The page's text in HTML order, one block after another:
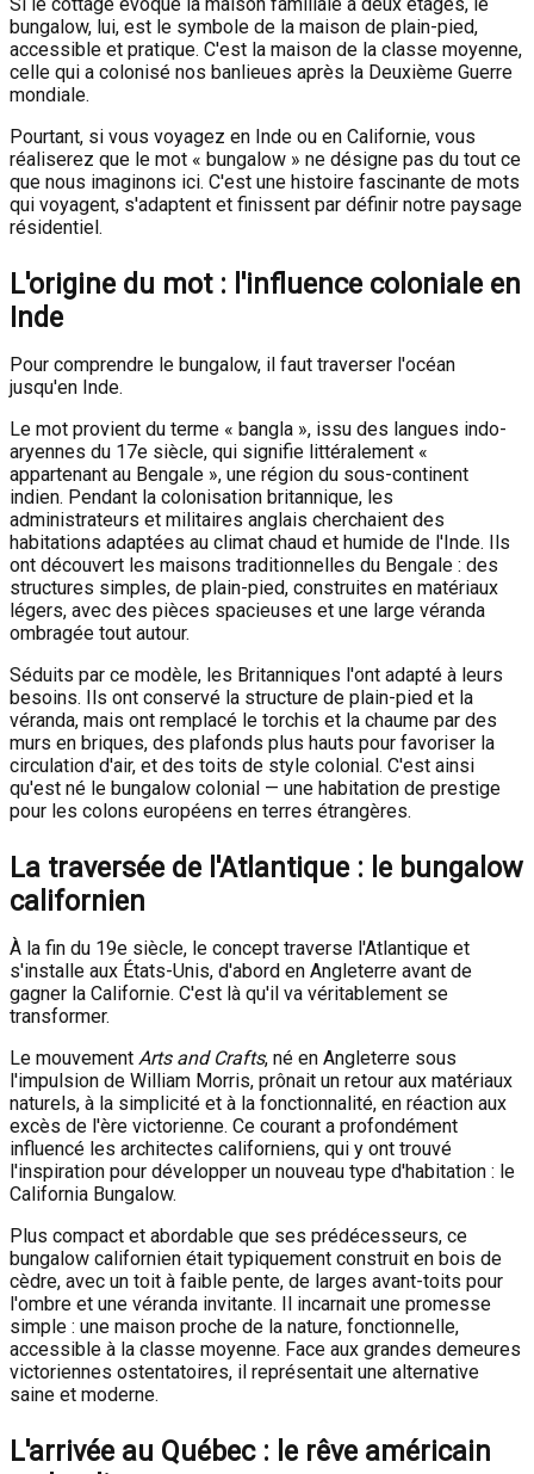
bungalow, lui, est le symbole de la maison de plain-pied,
accessible et pratique. C'est la maison de la classe moyenne,
celle qui a colonisé nos banlieues après la Deuxième Guerre
mondiale.
Pourtant, si vous voyagez en Inde ou en Californie, vous
réaliserez que le mot « bungalow » ne désigne pas du tout ce
que nous imaginons ici. C'est une histoire fascinante de mots
qui voyagent, s'adaptent et finissent par définir notre paysage
résidentiel.
L'origine du mot : l'influence coloniale en
Inde
Pour comprendre le bungalow, il faut traverser l'océan
jusqu'en Inde.
Le mot provient du terme « bangla », issu des langues indo-
aryennes du 17e siècle, qui signifie littéralement «
appartenant au Bengale », une région du sous-continent
indien. Pendant la colonisation britannique, les
administrateurs et militaires anglais cherchaient des
habitations adaptées au climat chaud et humide de l'Inde. Ils
ont découvert les maisons traditionnelles du Bengale : des
structures simples, de plain-pied, construites en matériaux
légers, avec des pièces spacieuses et une large véranda
ombragée tout autour.
Séduits par ce modèle, les Britanniques l'ont adapté à leurs
besoins. Ils ont conservé la structure de plain-pied et la
véranda, mais ont remplacé le torchis et la chaume par des
murs en briques, des plafonds plus hauts pour favoriser la
circulation d'air, et des toits de style colonial. C'est ainsi
qu'est né le bungalow colonial — une habitation de prestige
pour les colons européens en terres étrangères.
La traversée de l'Atlantique : le bungalow
californien
À la fin du 19e siècle, le concept traverse l'Atlantique et
s'installe aux États-Unis, d'abord en Angleterre avant de
gagner la Californie. C'est là qu'il va véritablement se
transformer.
Le mouvement Arts and Crafts, né en Angleterre sous
l'impulsion de William Morris, prônait un retour aux matériaux
naturels, à la simplicité et à la fonctionnalité, en réaction aux
excès de l'ère victorienne. Ce courant a profondément
influencé les architectes californiens, qui y ont trouvé
l'inspiration pour développer un nouveau type d'habitation : le
California Bungalow.
Plus compact et abordable que ses prédécesseurs, ce
bungalow californien était typiquement construit en bois de
cèdre, avec un toit à faible pente, de larges avant-toits pour
l'ombre et une véranda invitante. Il incarnait une promesse
simple : une maison proche de la nature, fonctionnelle,
accessible à la classe moyenne. Face aux grandes demeures
victoriennes ostentatoires, il représentait une alternative
saine et moderne.
L'arrivée au Québec : le rêve américain